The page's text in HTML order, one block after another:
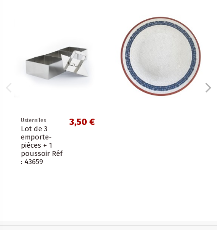
Ustensiles
Lot de 3
emporte-
pièces + 1
poussoir Réf
: 43659
3,50 €